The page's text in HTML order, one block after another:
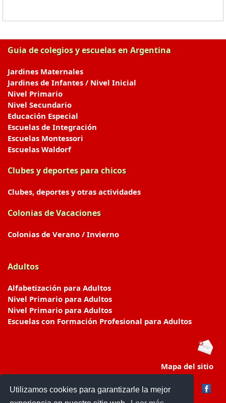
Utilizamos cookies para garantizarle la mejor
Guia de colegios y escuelas en Argentina
Jardines Maternales
Jardines de Infantes / Nivel Inicial
Nivel Primario
Nivel Secundario
Educación Especial
Escuelas de Integración
Escuelas Montessori
Escuelas Waldorf
Clubes y deportes para chicos
Clubes, deportes y otras actividades
Colonias de Vacaciones
Colonias de Verano / Invierno
Adultos
Alfabetización para Adultos
Nivel Primario para Adultos
Nivel Primario para Adultos
Escuelas con Formación Profesional para Adultos
Mapa del sitio